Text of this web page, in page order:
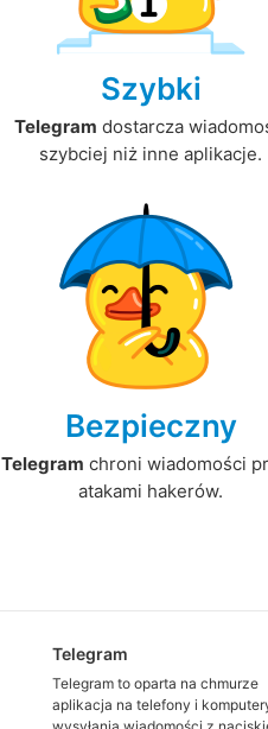
Szybki
Telegram dostarcza
szybciej niż inne aplikacje.
Bezpieczny
Telegram chroni wiadomości
atakami hakerów.
Telegram
Telegram to oparta na chmurze
aplikacja na telefony i